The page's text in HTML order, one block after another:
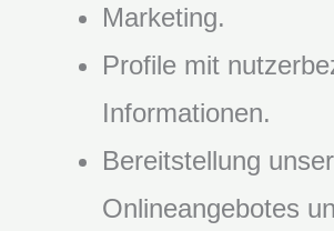
Marketing.
Profile mit
Informationen.
Bereitstellung
Onlineangebotes